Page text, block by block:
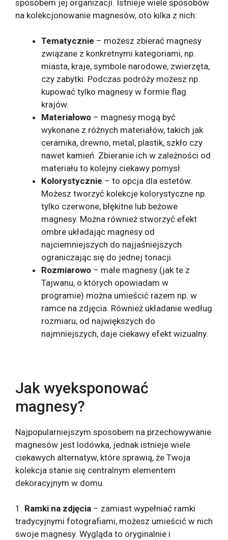
sposobem jej organizacji. Istnieje wiele sposobów
na kolekcjonowanie magnesów, oto kilka z nich:
Tematycznie – możesz zbierać magnesy
związane z konkretnymi kategoriami, np.
miasta, kraje, symbole narodowe, zwierzęta,
czy zabytki. Podczas podróży możesz np.
kupować tylko magnesy w formie flag
krajów.
Materiałowo – magnesy mogą być
wykonane z różnych materiałów, takich jak
ceramika, drewno, metal, plastik, szkło czy
nawet kamień. Zbieranie ich w zależności od
materiału to kolejny ciekawy pomysł.
Kolorystycznie – to opcja dla estetów.
Możesz tworzyć kolekcje kolorystyczne np.
tylko czerwone, błękitne lub beżowe
magnesy. Można również stworzyć efekt
ombre układając magnesy od
najciemniejszych do najjaśniejszych
ograniczając się do jednej tonacji.
Rozmiarowo – małe magnesy (jak te z
Tajwanu, o których opowiadam w
programie) można umieścić razem np. w
ramce na zdjęcia. Również układanie według
rozmiaru, od największych do
najmniejszych, daje ciekawy efekt wizualny.
Jak wyeksponować
magnesy?
Najpopularniejszym sposobem na przechowywanie
magnesów jest lodówka, jednak istnieje wiele
ciekawych alternatyw, które sprawią, że Twoja
kolekcja stanie się centralnym elementem
dekoracyjnym w domu.
1. Ramki na zdjęcia – zamiast wypełniać ramki
tradycyjnymi fotografiami, możesz umieścić w nich
swoje magnesy. Wygląda to oryginalnie i